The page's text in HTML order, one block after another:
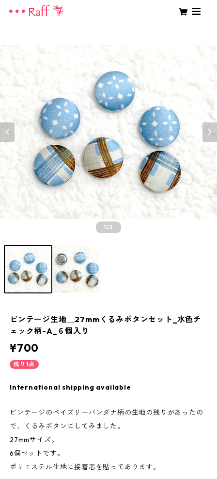
1/2
ビンテージ生地＿27mmくるみボタンセット_水色チ
ェック柄-A_６個入り
¥700
残り1点
International shipping available
ビンテージのペイズリーバンダナ柄の生地の残りがあったの
で、くるみボタンにしてみました。
27mmサイズ。
6個セットです。
ポリエステル生地に接着芯を貼ってあります。